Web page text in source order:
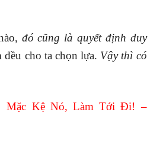
đó cũng là quyết định duy
cho ta chọn lựa. Vậy thì có
Mặc Kệ Nó, Làm Tới Đi! –